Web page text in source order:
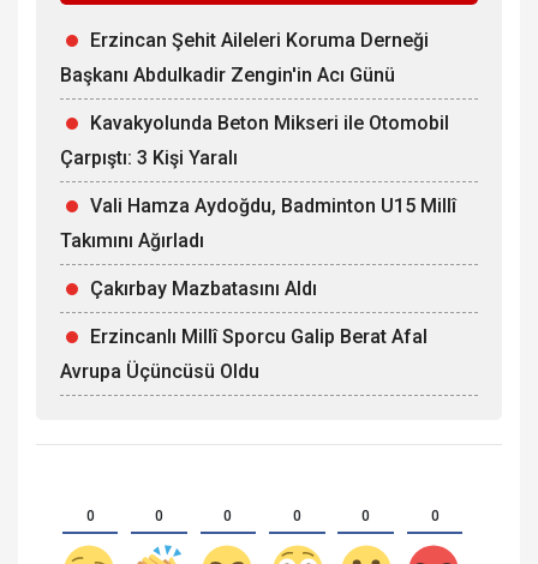
Erzincan Şehit Aileleri Koruma Derneği
Başkanı Abdulkadir Zengin'in Acı Günü
Kavakyolunda Beton Mikseri ile Otomobil
Çarpıştı: 3 Kişi Yaralı
Vali Hamza Aydoğdu, Badminton U15 Millî
Takımını Ağırladı
Çakırbay Mazbatasını Aldı
Erzincanlı Millî Sporcu Galip Berat Afal
Avrupa Üçüncüsü Oldu
0 0 0 0 0 0